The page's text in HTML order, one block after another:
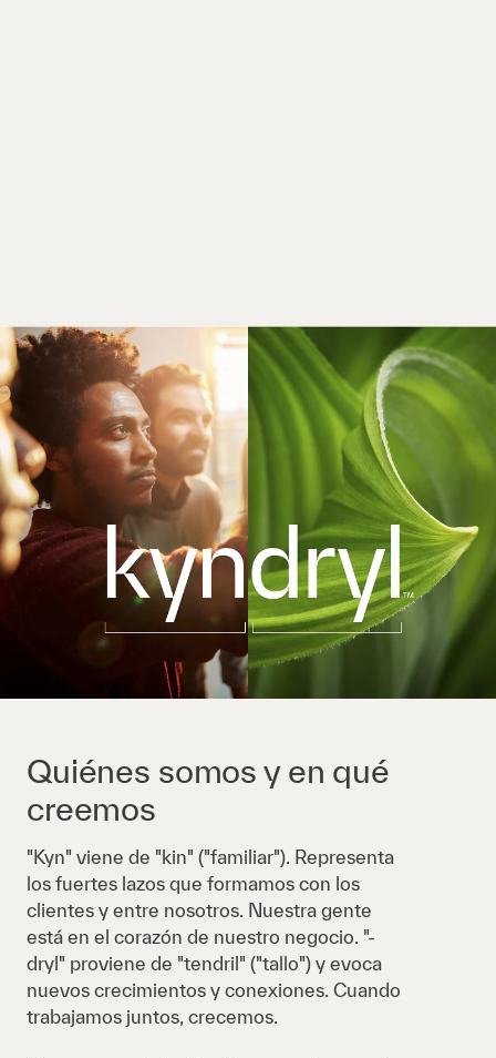
Quiénes somos y en qué
creemos
"Kyn" viene de "kin" ("familiar"). Representa
los fuertes lazos que formamos con los
clientes y entre nosotros. Nuestra gente
está en el corazón de nuestro negocio. "-
dryl" proviene de "tendril" ("tallo") y evoca
nuevos crecimientos y conexiones. Cuando
trabajamos juntos, crecemos.